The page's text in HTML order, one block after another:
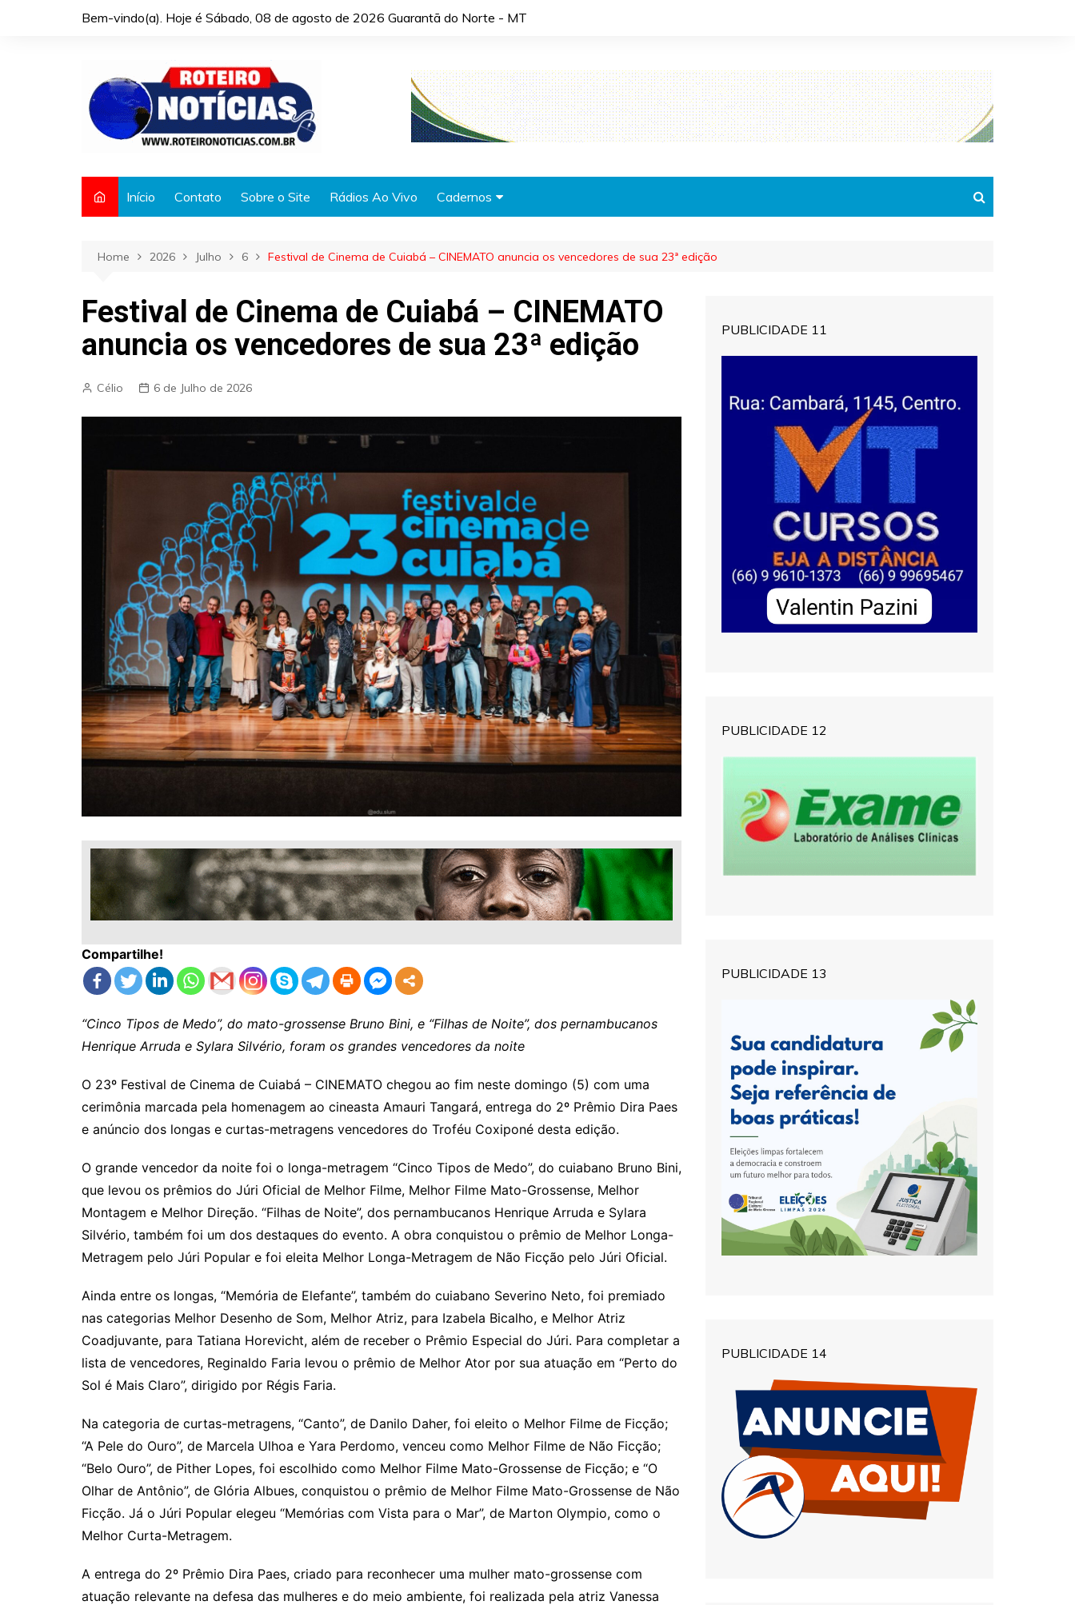
Bem-vindo(a). Hoje é Sábado, 08 de agosto de 2026 Guarantã do Norte - MT
Início Contato Sobre o Site Rádios Ao Vivo Cadernos
Automóveis
Cidades
Cultura
Política
Saúde
Home 2026 Julho 6 Festival de Cinema de Cuiabá – CINEMATO anuncia os vencedores de sua 23ª edição
Festival de Cinema de Cuiabá – CINEMATO
anuncia os vencedores de sua 23ª edição
Célio 6 de Julho de 2026
Compartilhe!
“Cinco Tipos de Medo”, do mato-grossense Bruno Bini, e “Filhas de Noite”, dos pernambucanos
Henrique Arruda e Sylara Silvério, foram os grandes vencedores da noite
O 23º Festival de Cinema de Cuiabá – CINEMATO chegou ao fim neste domingo (5) com uma
cerimônia marcada pela homenagem ao cineasta Amauri Tangará, entrega do 2º Prêmio Dira Paes
e anúncio dos longas e curtas-metragens vencedores do Troféu Coxiponé desta edição.
O grande vencedor da noite foi o longa-metragem “Cinco Tipos de Medo”, do cuiabano Bruno Bini,
que levou os prêmios do Júri Oficial de Melhor Filme, Melhor Filme Mato-Grossense, Melhor
Montagem e Melhor Direção. “Filhas de Noite”, dos pernambucanos Henrique Arruda e Sylara
Silvério, também foi um dos destaques do evento. A obra conquistou o prêmio de Melhor Longa-
Metragem pelo Júri Popular e foi eleita Melhor Longa-Metragem de Não Ficção pelo Júri Oficial.
Ainda entre os longas, “Memória de Elefante”, também do cuiabano Severino Neto, foi premiado
nas categorias Melhor Desenho de Som, Melhor Atriz, para Izabela Bicalho, e Melhor Atriz
Coadjuvante, para Tatiana Horevicht, além de receber o Prêmio Especial do Júri. Para completar a
lista de vencedores, Reginaldo Faria levou o prêmio de Melhor Ator por sua atuação em “Perto do
Sol é Mais Claro”, dirigido por Régis Faria.
Na categoria de curtas-metragens, “Canto”, de Danilo Daher, foi eleito o Melhor Filme de Ficção;
“A Pele do Ouro”, de Marcela Ulhoa e Yara Perdomo, venceu como Melhor Filme de Não Ficção;
“Belo Ouro”, de Pither Lopes, foi escolhido como Melhor Filme Mato-Grossense de Ficção; e “O
Olhar de Antônio”, de Glória Albues, conquistou o prêmio de Melhor Filme Mato-Grossense de Não
Ficção. Já o Júri Popular elegeu “Memórias com Vista para o Mar”, de Marton Olympio, como o
Melhor Curta-Metragem.
A entrega do 2º Prêmio Dira Paes, criado para reconhecer uma mulher mato-grossense com
atuação relevante na defesa das mulheres e do meio ambiente, foi realizada pela atriz Vanessa
PUBLICIDADE 11
PUBLICIDADE 12
PUBLICIDADE 13
PUBLICIDADE 14